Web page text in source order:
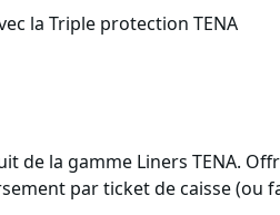
la Triple protection TENA
la gamme Liners TENA.
par ticket de caisse